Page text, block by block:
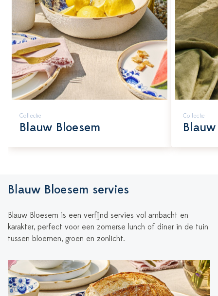
Collectie
Blauw Bloesem
Collectie
Blauw Bloesem servies
Blauw Bloesem is een verfijnd servies vol ambacht en
karakter, perfect voor een zomerse lunch of diner in de tuin
tussen bloemen, groen en zonlicht.